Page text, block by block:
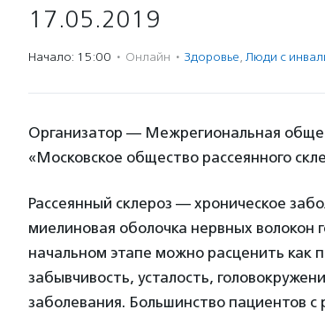
17.05.2019
Начало: 15:00 · Онлайн · Здоровье, Люди с
Организатор — Межрегиональная
«Московское общество рассеянного
Рассеянный склероз — хроническое
миелиновая оболочка нервных волокон
начальном этапе можно расценить как
забывчивость, усталость,
заболевания. Большинство пациентов